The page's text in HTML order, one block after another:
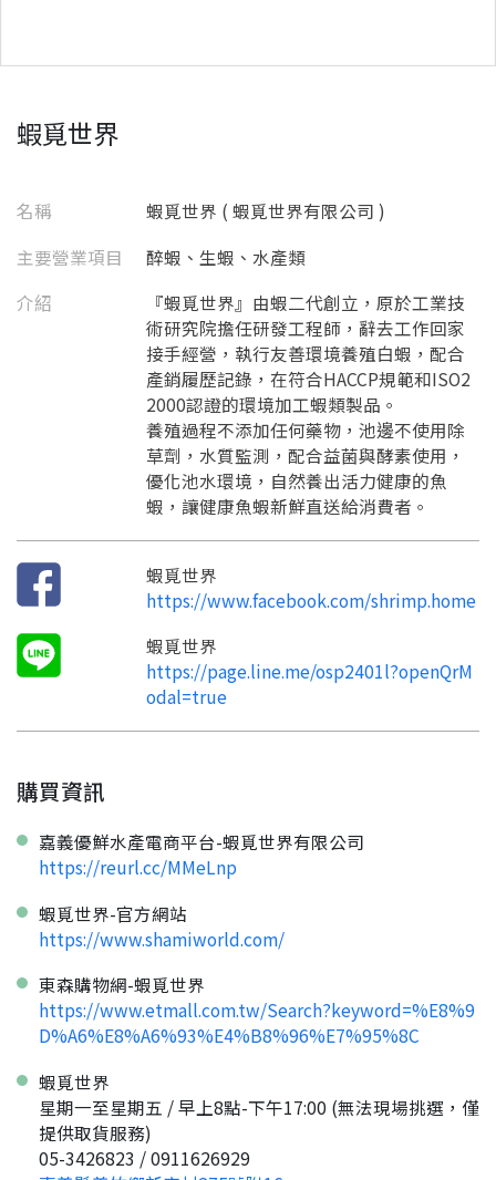
蝦覓世界
名稱
蝦覓世界 ( 蝦覓世界有限公司 )
主要營業項目
醉蝦、生蝦、水產類
介紹
『蝦覓世界』由蝦二代創立，原於工業技
術研究院擔任研發工程師，辭去工作回家
接手經營，執行友善環境養殖白蝦，配合
產銷履歷記錄，在符合HACCP規範和ISO2
2000認證的環境加工蝦類製品。
養殖過程不添加任何藥物，池邊不使用除
草劑，水質監測，配合益菌與酵素使用，
優化池水環境，自然養出活力健康的魚
蝦，讓健康魚蝦新鮮直送給消費者。
蝦覓世界
https://www.facebook.com/shrimp.home
蝦覓世界
https://page.line.me/osp2401l?openQrM
odal=true
購買資訊
嘉義優鮮水產電商平台-蝦覓世界有限公司
https://reurl.cc/MMeLnp
蝦覓世界-官方網站
https://www.shamiworld.com/
東森購物網-蝦覓世界
https://www.etmall.com.tw/Search?keyword=%E8%9
D%A6%E8%A6%93%E4%B8%96%E7%95%8C
蝦覓世界
星期一至星期五 / 早上8點-下午17:00 (無法現場挑選，僅
提供取貨服務)
05-3426823 / 0911626929